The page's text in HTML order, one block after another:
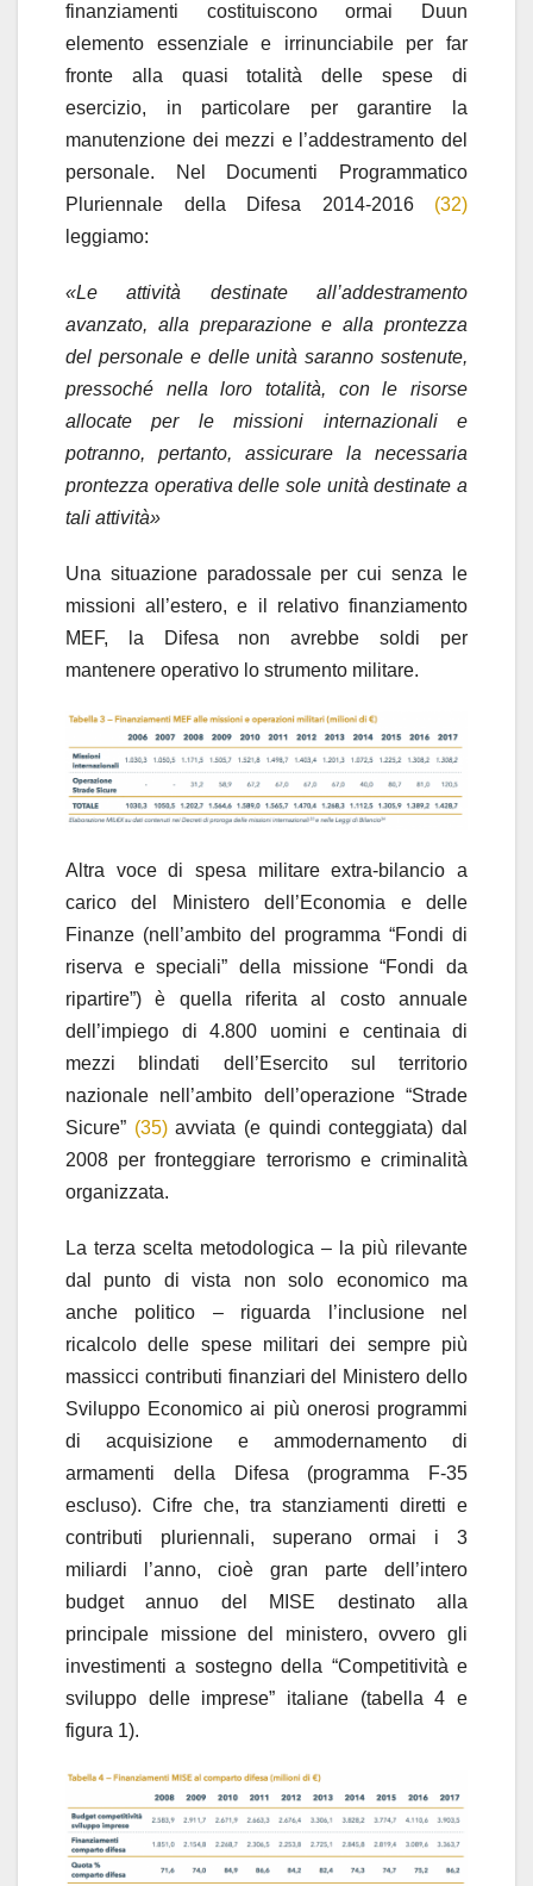
finanziamenti costituiscono ormai Duun
elemento essenziale e irrinunciabile per far
fronte alla quasi totalità delle spese di
esercizio, in particolare per garantire la
manutenzione dei mezzi e l’addestramento del
personale. Nel Documenti Programmatico
Pluriennale della Difesa 2014-2016 (32)
leggiamo:
«Le attività destinate all’addestramento
avanzato, alla preparazione e alla prontezza
del personale e delle unità saranno sostenute,
pressoché nella loro totalità, con le risorse
allocate per le missioni internazionali e
potranno, pertanto, assicurare la necessaria
prontezza operativa delle sole unità destinate a
tali attività»
Una situazione paradossale per cui senza le
missioni all’estero, e il relativo finanziamento
MEF, la Difesa non avrebbe soldi per
mantenere operativo lo strumento militare.
Altra voce di spesa militare extra-bilancio a
carico del Ministero dell’Economia e delle
Finanze (nell’ambito del programma “Fondi di
riserva e speciali” della missione “Fondi da
ripartire”) è quella riferita al costo annuale
dell’impiego di 4.800 uomini e centinaia di
mezzi blindati dell’Esercito sul territorio
nazionale nell’ambito dell’operazione “Strade
Sicure” (35)avviata (e quindi conteggiata) dal
2008 per fronteggiare terrorismo e criminalità
organizzata.
La terza scelta metodologica – la più rilevante
dal punto di vista non solo economico ma
anche politico – riguarda l’inclusione nel
ricalcolo delle spese militari dei sempre più
massicci contributi finanziari del Ministero dello
Sviluppo Economico ai più onerosi programmi
di acquisizione e ammodernamento di
armamenti della Difesa (programma F-35
escluso). Cifre che, tra stanziamenti diretti e
contributi pluriennali, superano ormai i 3
miliardi l’anno, cioè gran parte dell’intero
budget annuo del MISE destinato alla
principale missione del ministero, ovvero gli
investimenti a sostegno della “Competitività e
sviluppo delle imprese” italiane (tabella 4 e
figura 1).